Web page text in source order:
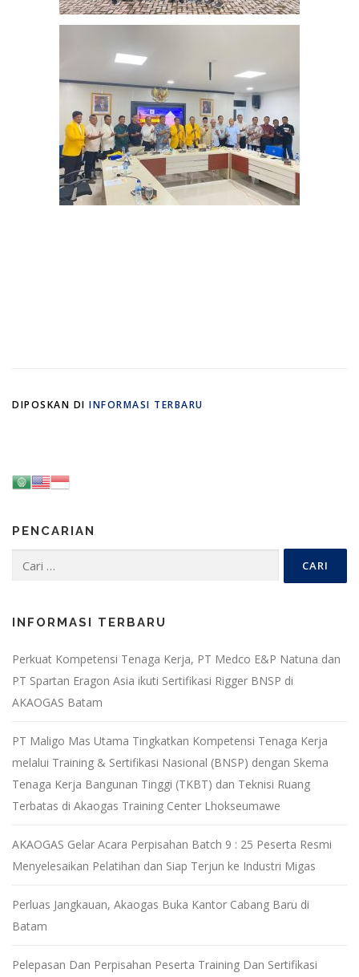
DIPOSKAN DI INFORMASI TERBARU
PENCARIAN
Cari
INFORMASI TERBARU
Perkuat Kompetensi Tenaga Kerja, PT Medco E&P Natuna dan
PT Spartan Eragon Asia ikuti Sertifikasi Rigger BNSP di
AKAOGAS Batam
PT Maligo Mas Utama Tingkatkan Kompetensi Tenaga Kerja
melalui Training & Sertifikasi Nasional (BNSP) dengan Skema
Tenaga Kerja Bangunan Tinggi (TKBT) dan Teknisi Ruang
Terbatas di Akaogas Training Center Lhokseumawe
AKAOGAS Gelar Acara Perpisahan Batch 9 : 25 Peserta Resmi
Menyelesaikan Pelatihan dan Siap Terjun ke Industri Migas
Perluas Jangkauan, Akaogas Buka Kantor Cabang Baru di
Batam
Pelepasan Dan Perpisahan Peserta Training Dan Sertifikasi